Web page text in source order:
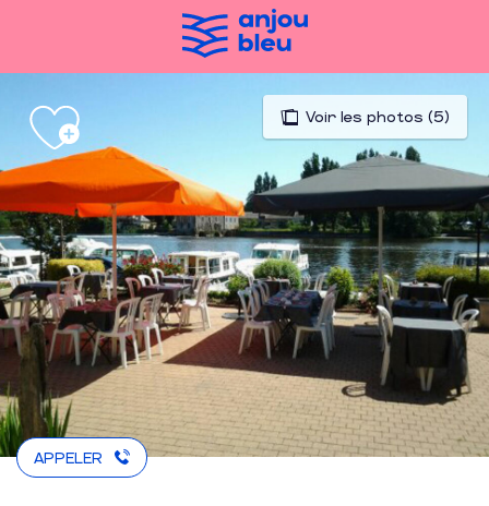
Voir les photos (5)
APPELER